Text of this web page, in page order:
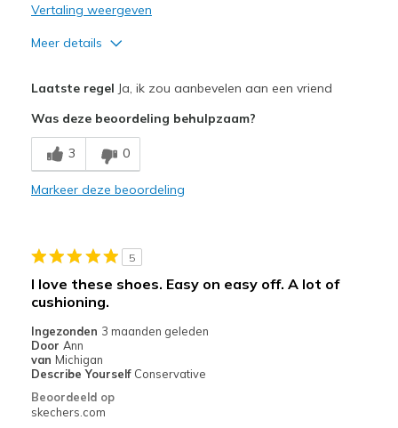
Vertaling weergeven
Meer details
Beste toepassingen
Casual Wear
View On Shoes
I'm Into Shoes
Laatste regel Ja, ik zou aanbevelen aan een vriend
Was deze beoordeling behulpzaam?
3 0
Markeer deze beoordeling
5
I love these shoes. Easy on easy off. A lot of
cushioning.
Ingezonden 3 maanden geleden
Door Ann
van Michigan
Describe Yourself Conservative
Beoordeeld op
skechers.com